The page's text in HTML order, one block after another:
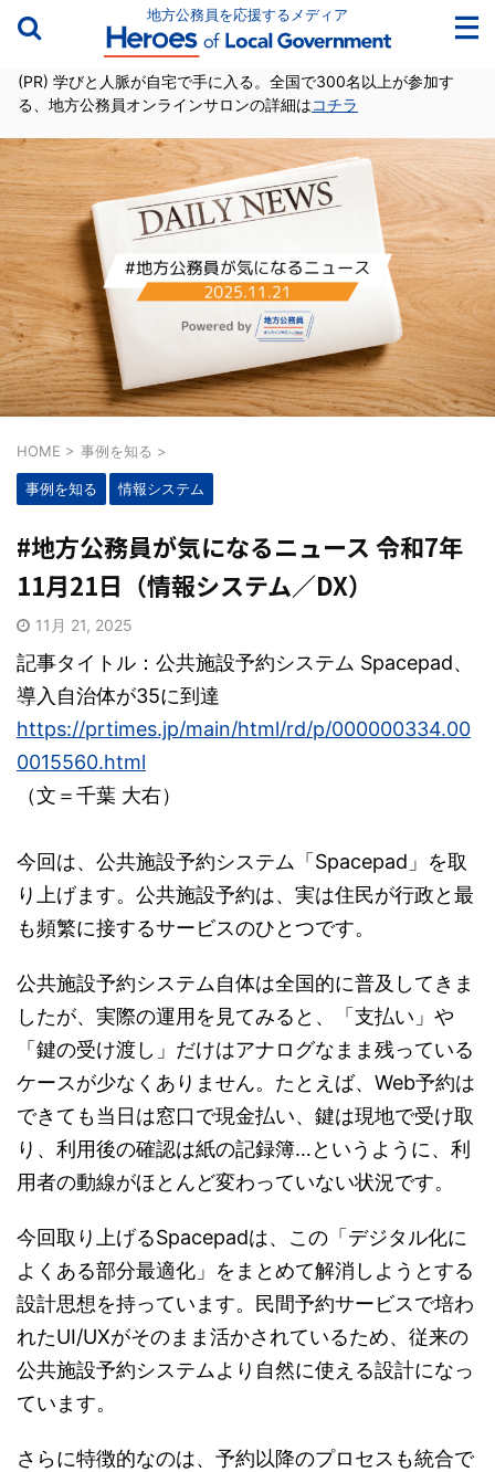
地方公務員を応援するメディア
(PR) 学びと人脈が自宅で手に入る。全国で300名以上が参加す
る、地方公務員オンラインサロンの詳細はコチラ
HOME > 事例を知る >
事例を知る 情報システム
#地方公務員が気になるニュース 令和7年
11月21日（情報システム／DX）
11月 21, 2025
記事タイトル：公共施設予約システム Spacepad、
導入自治体が35に到達
https://prtimes.jp/main/html/rd/p/000000334.00
0015560.html
（文＝千葉 大右）
今回は、公共施設予約システム「Spacepad」を取
り上げます。公共施設予約は、実は住民が行政と最
も頻繁に接するサービスのひとつです。
公共施設予約システム自体は全国的に普及してきま
したが、実際の運用を見てみると、「支払い」や
「鍵の受け渡し」だけはアナログなまま残っている
ケースが少なくありません。たとえば、Web予約は
できても当日は窓口で現金払い、鍵は現地で受け取
り、利用後の確認は紙の記録簿…というように、利
用者の動線がほとんど変わっていない状況です。
今回取り上げるSpacepadは、この「デジタル化に
よくある部分最適化」をまとめて解消しようとする
設計思想を持っています。民間予約サービスで培わ
れたUI/UXがそのまま活かされているため、従来の
公共施設予約システムより自然に使える設計になっ
ています。
さらに特徴的なのは、予約以降のプロセスも統合で